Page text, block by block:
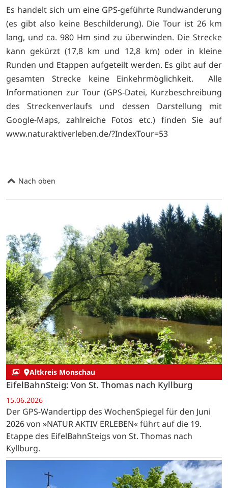
Es handelt sich um eine GPS-geführte Rundwanderung
(es gibt also keine Beschilderung). Die Tour ist 26 km
lang, und ca. 980 Hm sind zu überwinden. Die Strecke
kann gekürzt (17,8 km und 12,8 km) oder in kleine
Runden und Etappen aufgeteilt werden. Es gibt auf der
gesamten Strecke keine Einkehrmöglichkeit. Alle
Informationen zur Tour (GPS-Datei, Kurzbeschreibung
des Streckenverlaufs und dessen Darstellung mit
Google-Maps, zahlreiche Fotos etc.) finden Sie auf
www.naturaktiverleben.de/?IndexTour=53
Nach oben
Altkreis Monschau
EifelBahnSteig: Von St. Thomas nach Kyllburg
15.06.2026
Der GPS-Wandertipp des WochenSpiegel für den Juni
2026 von »NATUR AKTIV ERLEBEN« führt auf die 19.
Etappe des EifelBahnSteigs von St. Thomas nach
Kyllburg.